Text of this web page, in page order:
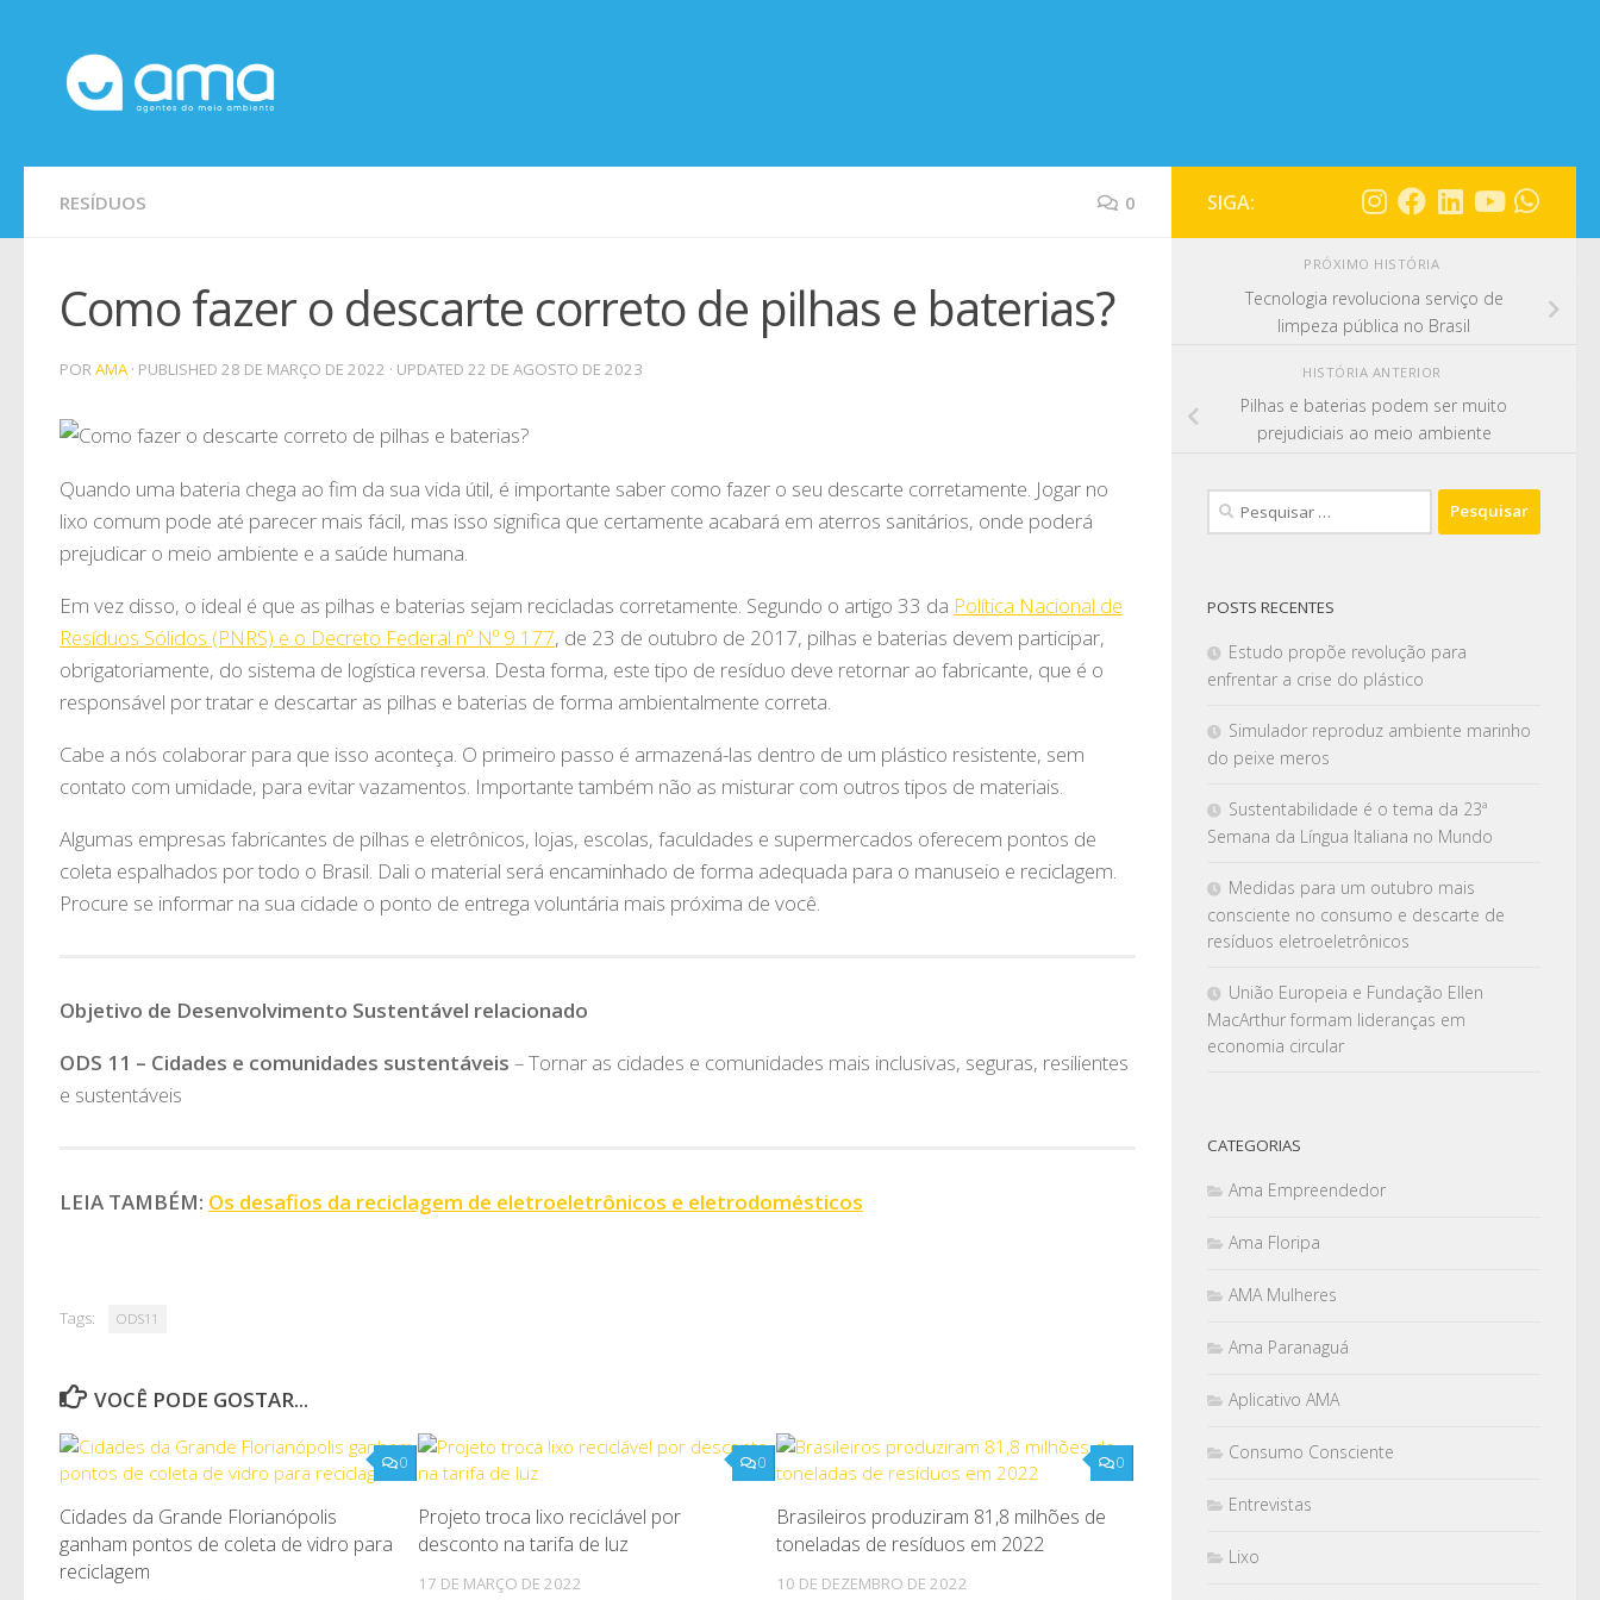
RESÍDUOS 0
Como fazer o descarte correto de pilhas e baterias?
PORAMA · PUBLISHED 28 DE MARÇO DE 2022 · UPDATED 22 DE AGOSTO DE 2023
Quando uma bateria chega ao fim da sua vida útil, é importante saber como fazer o seu descarte corretamente. Jogar no
lixo comum pode até parecer mais fácil, mas isso significa que certamente acabará em aterros sanitários, onde poderá
prejudicar o meio ambiente e a saúde humana.
Em vez disso, o ideal é que as pilhas e baterias sejam recicladas corretamente. Segundo o artigo 33 da Política Nacional de
Resíduos Sólidos (PNRS) e o Decreto Federal nº Nº 9.177, de 23 de outubro de 2017, pilhas e baterias devem participar,
obrigatoriamente, do sistema de logística reversa. Desta forma, este tipo de resíduo deve retornar ao fabricante, que é o
responsável por tratar e descartar as pilhas e baterias de forma ambientalmente correta.
Cabe a nós colaborar para que isso aconteça. O primeiro passo é armazená-las dentro de um plástico resistente, sem
contato com umidade, para evitar vazamentos. Importante também não as misturar com outros tipos de materiais.
Algumas empresas fabricantes de pilhas e eletrônicos, lojas, escolas, faculdades e supermercados oferecem pontos de
coleta espalhados por todo o Brasil. Dali o material será encaminhado de forma adequada para o manuseio e reciclagem.
Procure se informar na sua cidade o ponto de entrega voluntária mais próxima de você.
Objetivo de Desenvolvimento Sustentável relacionado
ODS 11 – Cidades e comunidades sustentáveis – Tornar as cidades e comunidades mais inclusivas, seguras, resilientes
e sustentáveis
LEIA TAMBÉM: Os desafios da reciclagem de eletroeletrônicos e eletrodomésticos
Tags: ODS11
VOCÊ PODE GOSTAR...
0
Cidades da Grande Florianópolis
ganham pontos de coleta de vidro para
reciclagem
0
Projeto troca lixo reciclável por
desconto na tarifa de luz
17 DE MARÇO DE 2022
0
Brasileiros produziram 81,8 milhões de
toneladas de resíduos em 2022
10 DE DEZEMBRO DE 2022
SIGA:
PRÓXIMO HISTÓRIA
Tecnologia revoluciona serviço de
limpeza pública no Brasil
HISTÓRIA ANTERIOR
Pilhas e baterias podem ser muito
prejudiciais ao meio ambiente
POSTS RECENTES
Estudo propõe revolução para
enfrentar a crise do plástico
Simulador reproduz ambiente marinho
do peixe meros
Sustentabilidade é o tema da 23ª
Semana da Língua Italiana no Mundo
Medidas para um outubro mais
consciente no consumo e descarte de
resíduos eletroeletrônicos
União Europeia e Fundação Ellen
MacArthur formam lideranças em
economia circular
CATEGORIAS
Ama Empreendedor
Ama Floripa
AMA Mulheres
Ama Paranaguá
Aplicativo AMA
Consumo Consciente
Entrevistas
Lixo